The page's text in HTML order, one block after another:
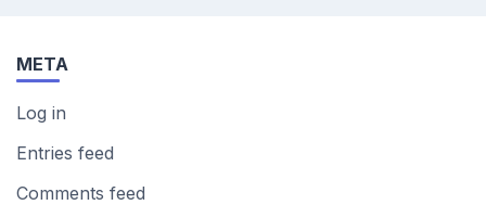
META
Log in
Entries feed
Comments feed